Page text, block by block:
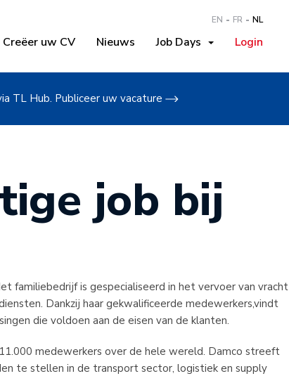
EN FR NL
Creëer uw CV Nieuws Job Days Login
TL Hub. Publiceer uw vacature
job bij
familiebedrijf is gespecialiseerd in het vervoer van vracht
Dankzij haar gekwalificeerde medewerkers,vindt
die voldoen aan de eisen van de klanten.
medewerkers over de hele wereld. Damco streeft
te stellen in de transport sector, logistiek en supply